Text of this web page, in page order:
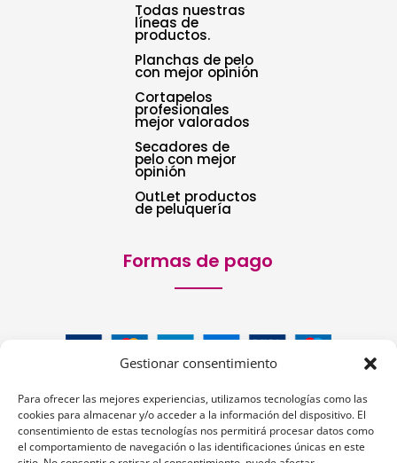
Gestionar consentimiento
Para ofrecer las mejores experiencias, utilizamos tecnologías como las
cookies para almacenar y/o acceder a la información del dispositivo. El
consentimiento de estas tecnologías nos permitirá procesar datos como
el comportamiento de navegación o las identificaciones únicas en este
Todas nuestras
líneas de
productos.
Planchas de pelo
con mejor opinión
Cortapelos
profesionales
mejor valorados
Secadores de
pelo con mejor
opinión
OutLet productos
de peluquería
Formas de pago